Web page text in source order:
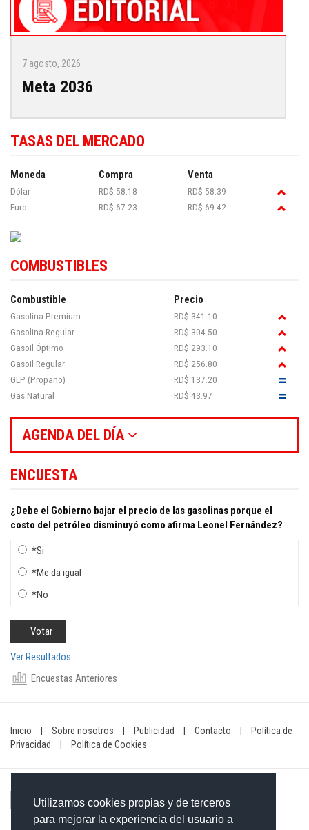
Utilizamos cookies propias y de terceros
para mejorar la experiencia del usuario a
7 agosto, 2026
Meta 2036
TASAS DEL MERCADO
Moneda Compra Venta
Dólar RD$ 58.18
RD$ 58.39
Euro
RD$ 67.23 RD$ 69.42
COMBUSTIBLES
Combustible Precio
Gasolina Premium
RD$ 341.10
Gasolina Regular
RD$ 304.50
Gasoil Óptimo
RD$ 293.10
Gasoil Regular
RD$ 256.80
GLP (Propano)
RD$ 137.20
Gas Natural
RD$ 43.97
AGENDA DEL DÍA
ENCUESTA
¿Debe el Gobierno bajar el precio de las gasolinas porque el
costo del petróleo disminuyó como afirma Leonel Fernández?
*Si
*Me da igual
*No
Ver Resultados
Encuestas Anteriores
Inicio Sobre nosotros Publicidad Contacto
Política de
Privacidad
Política de Cookies